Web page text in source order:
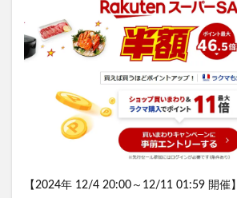
【2024年 12/4 20:00～12/11 01:59 開催】